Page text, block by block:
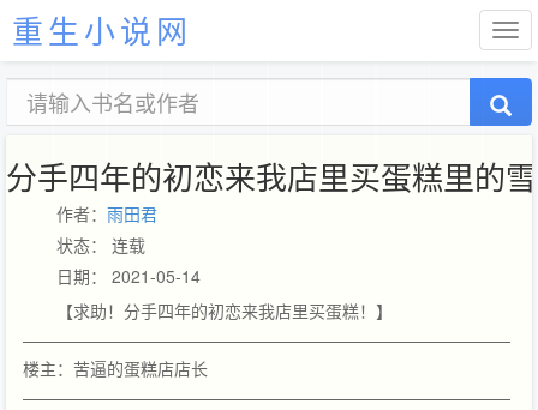
重生小说网
分手四年的初恋来我店里买蛋糕里的
作者： 雨田君
状态： 连载
日期： 2021-05-14
【求助！分手四年的初恋来我店里买蛋糕！】
—————————————————————————————
楼主：苦逼的蛋糕店店长
—————————————————————————————